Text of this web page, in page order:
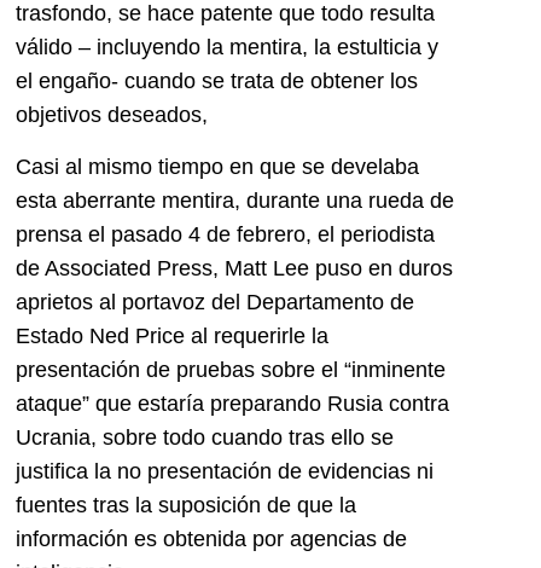
trasfondo, se hace patente que todo resulta
válido – incluyendo la mentira, la estulticia y
el engaño- cuando se trata de obtener los
objetivos deseados,
Casi al mismo tiempo en que se develaba
esta aberrante mentira, durante una rueda de
prensa el pasado 4 de febrero, el periodista
de Associated Press, Matt Lee puso en duros
aprietos al portavoz del Departamento de
Estado Ned Price al requerirle la
presentación de pruebas sobre el “inminente
ataque” que estaría preparando Rusia contra
Ucrania, sobre todo cuando tras ello se
justifica la no presentación de evidencias ni
fuentes tras la suposición de que la
información es obtenida por agencias de